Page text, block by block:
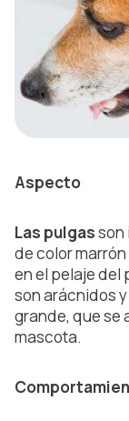
Aspecto
Las pulgasson
de color
en el pelaje del
son arácnidos
grande, que se
mascota.